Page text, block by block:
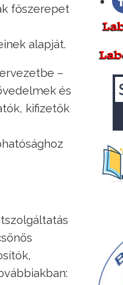
főszerepet
alapját.
–
és
kifizetők